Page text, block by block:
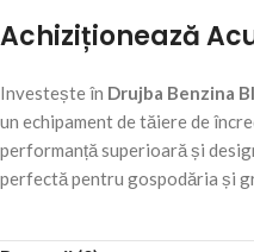
Achiziționează
Investește în Drujba Benzina
un echipament de tăiere de
performanță superioară și
perfectă pentru gospodăria și